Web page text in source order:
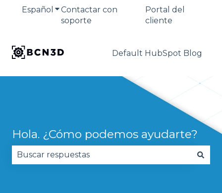
Español Traducciones de Mostrar submenú de
Contactar con
soporte
Portal del
cliente
Default HubSpot Blog
Hola. ¿Cómo podemos ayudarte?